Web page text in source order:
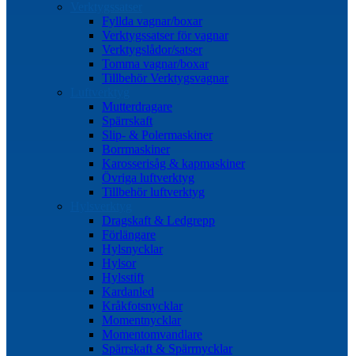
Fyllda vagnar/boxar
Verktygssatser för vagnar
Verktygslådor/satser
Tomma vagnar/boxar
Tillbehör Verktygsvagnar
Mutterdragare
Spärrskaft
Slip- & Polermaskiner
Borrmaskiner
Karosserisåg & kapmaskiner
Övriga luftverktyg
Tillbehör luftverktyg
Dragskaft & Ledgrepp
Förlängare
Hylsnycklar
Hylsor
Hylsstift
Kardanled
Kråkfotsnycklar
Momentnycklar
Momentomvandlare
Spärrskaft & Spärrnycklar